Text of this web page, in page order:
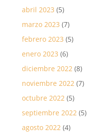
abril 2023 (5)
marzo 2023 (7)
febrero 2023 (5)
enero 2023 (6)
diciembre 2022(8)
noviembre 2022(7)
octubre 2022(5)
septiembre 2022(5)
agosto 2022(4)